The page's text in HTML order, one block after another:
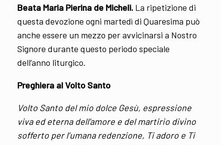
Beata Maria Pierina de Micheli. La ripetizione di
questa devozione ogni martedì di Quaresima può
anche essere un mezzo per avvicinarsi a Nostro
Signore durante questo periodo speciale
dell’anno liturgico.
Preghiera al Volto Santo
Volto Santo del mio dolce Gesù, espressione
viva ed eterna dell’amore e del martirio divino
sofferto per l’umana redenzione, Ti adoro e Ti